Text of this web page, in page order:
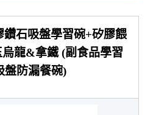
鑽石吸盤學習碗+矽膠餵
龍&拿鐵 (副食品學習
盤防漏餐碗)